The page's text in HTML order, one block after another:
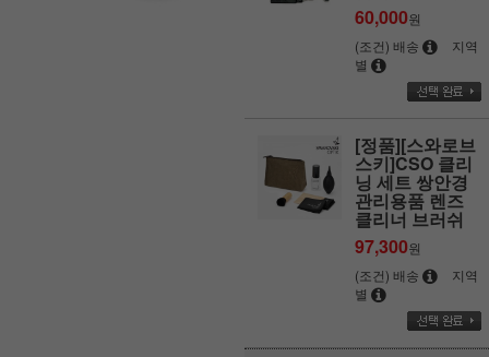
60,000원
(조건) 배송
지역
별
[정품][스와로브
스키]CSO 클리
닝 세트 쌍안경
관리용품 렌즈
클리너 브러쉬
97,300원
(조건) 배송
지역
별